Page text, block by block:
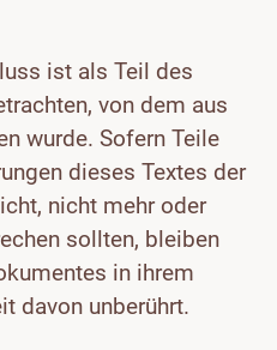
ist als Teil des
von dem aus
wurde. Sofern Teile
dieses Textes der
nicht mehr oder
sollten, bleiben
in ihrem
davon unberührt.